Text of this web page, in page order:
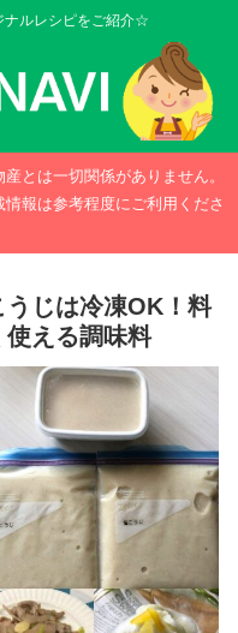
ナルレシピをご紹介☆
とは一切関係がありません。
報は参考程度にご利用くださ
じは冷凍OK！料
える調味料